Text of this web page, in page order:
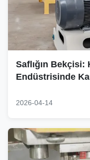
Saflığın
Endüstrisinde
2026-04-14